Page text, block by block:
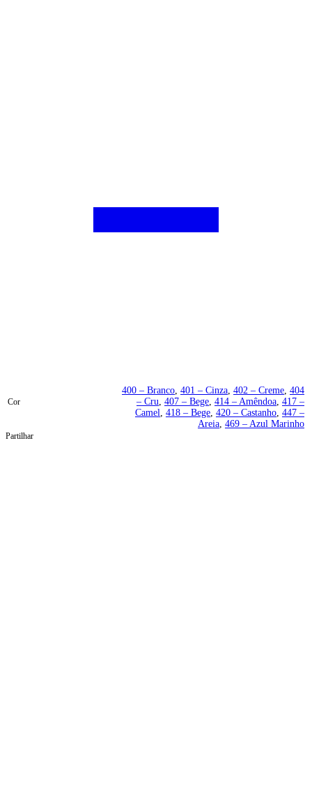
Cor
400 – Branco 401 – Cinza 402 – Creme 404
– Cru 407 – Bege 414 – Amêndoa 417 –
Camel
418 – Bege 420 – Castanho 447 –
Areia 469 – Azul Marinho
Partilhar